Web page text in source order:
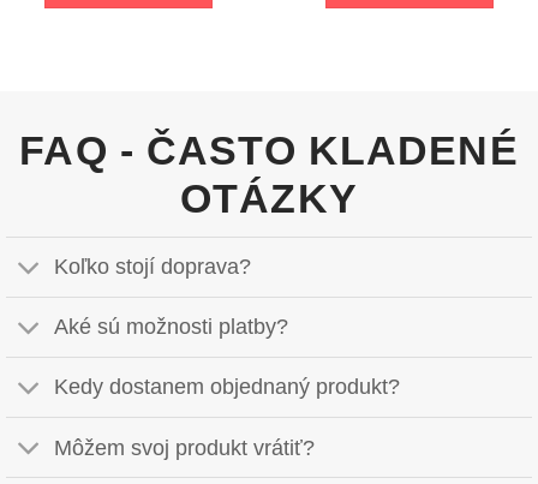
FAQ - ČASTO KLADENÉ
OTÁZKY
Koľko stojí doprava?
Aké sú možnosti platby?
Kedy dostanem objednaný produkt?
Môžem svoj produkt vrátiť?